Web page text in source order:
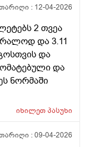
: 12-04-2026
2 თვეა
და 3.11
და
და
ნორმაში
იხილეთპასუხი
:09-04-2026